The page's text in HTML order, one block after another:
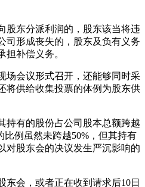
东分派利润的，股东该当将违
司形成丧失的，股东及负有义务
担补偿义务。
会议形式召开，还能够同时采
将供给收集投票的体例为股东供
有的股份占公司股本总额跨越
比例虽然未跨越50%，但其持有
对股东会的决议发生严沉影响的
会，或者正在收到请求后10日